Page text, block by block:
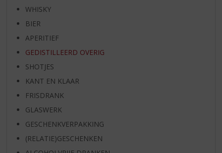
WHISKY
BIER
APERITIEF
GEDISTILLEERD OVERIG
SHOTJES
KANT EN KLAAR
FRISDRANK
GLASWERK
GESCHENKVERPAKKING
(RELATIE)GESCHENKEN